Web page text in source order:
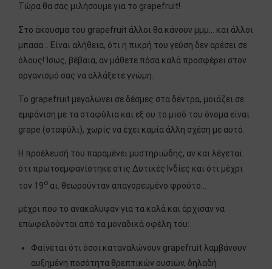
Τώρα θα σας μιλήσουμε για το grapefruit!
Στο άκουσμα του grapefruit άλλοι θα κάνουν μμμ… και άλλοι
μπααα… Είναι αλήθεια, ότι η πικρή του γεύση δεν αρέσει σε
όλους! Ίσως, βέβαια, αν μάθετε πόσα καλά προσφέρει στον
οργανισμό σας να αλλάξετε γνώμη.
Το grapefruit μεγαλώνει σε δέσμες στα δέντρα, μοιάζει σε
εμφάνιση με τα σταφύλια και εξ ου το μισό του όνομα είναι
grape (σταφύλι), χωρίς να έχει καμία άλλη σχέση με αυτό.
Η προέλευσή του παραμένει μυστηριώδης, αν και λέγεται
ότι πρωτοεμφανίστηκε στις Δυτικές Ινδίες και ότι μέχρι
τον 19ο αι. θεωρούνταν απαγορευμένο φρούτο…
μέχρι που το ανακάλυψαν για τα καλά και άρχισαν να
επωφελούνται από τα μοναδικά οφέλη του:
Φαίνεται ότι όσοι καταναλώνουν grapefruit λαμβάνουν
αυξημένη ποσότητα θρεπτικών ουσιών, δηλαδή